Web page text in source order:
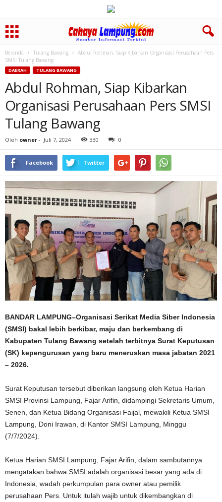
Beranda Tulang Bawang
Abdul Rohman, Siap Kibarkan Organisasi Perusahaan Pers
SMSI Tulang Bawang
DAERAH TULANG BAWANG
Abdul Rohman, Siap Kibarkan
Organisasi Perusahaan Pers SMSI
Tulang Bawang
Oleh owner - Juli 7, 2024 330 0
Facebook Twitter
BANDAR LAMPUNG–Organisasi Serikat Media Siber Indonesia
(SMSI) bakal lebih berkibar, maju dan berkembang di
Kabupaten Tulang Bawang setelah terbitnya Surat Keputusan
(SK) kepengurusan yang baru meneruskan masa jabatan 2021
– 2026.
Surat Keputusan tersebut diberikan langsung oleh Ketua Harian
SMSI Provinsi Lampung, Fajar Arifin, didampingi Sekretaris Umum,
Senen, dan Ketua Bidang Organisasi Faijal, mewakili Ketua SMSI
Lampung, Doni Irawan, di Kantor SMSI Lampung, Minggu
(7/7/2024).
Ketua Harian SMSI Lampung, Fajar Arifin, dalam sambutannya
mengatakan bahwa SMSI adalah organisasi besar yang ada di
Indonesia, wadah perkumpulan para owner atau pemilik
perusahaan Pers. Untuk itulah wajib untuk dikembangkan di